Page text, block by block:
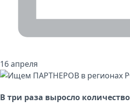
16 апреля
В три раза выросло